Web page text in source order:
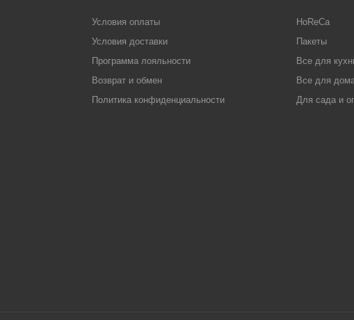
Условия оплаты
Условия доставки
Программа лояльности
Возврат и обмен
Политика конфиденциальности
HoReCa
Пакеты
Все для
Все для
Для сада и